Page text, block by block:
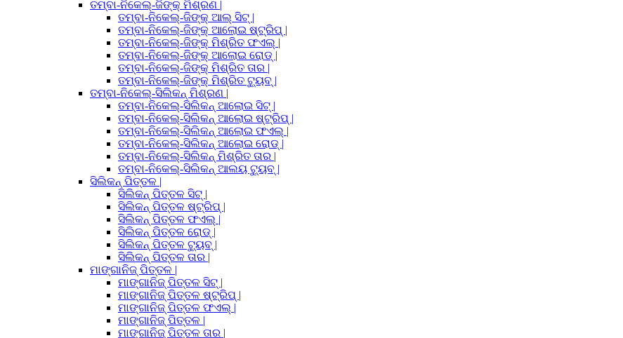
ତମ୍ବା-ନିକେଲ୍-ଜିଙ୍କ୍ ମିଶ୍ରଣ |
ତମ୍ବା-ନିକେଲ୍-ଜିଙ୍କ୍ ଆଲ୍ ସିଟ୍ |
ତମ୍ବା-ନିକେଲ୍-ଜିଙ୍କ୍ ଆଲୋଇ ଷ୍ଟ୍ରିପ୍ |
ତମ୍ବା-ନିକେଲ୍-ଜିଙ୍କ୍ ମିଶ୍ରିତ ଫଏଲ୍ |
ତମ୍ବା-ନିକେଲ୍-ଜିଙ୍କ୍ ଆଲୋଇ ରୋଡ୍ |
ତମ୍ବା-ନିକେଲ୍-ଜିଙ୍କ୍ ମିଶ୍ରିତ ତାର |
ତମ୍ବା-ନିକେଲ୍-ଜିଙ୍କ୍ ମିଶ୍ରିତ ଟ୍ୟୁବ୍ |
ତମ୍ବା-ନିକେଲ୍-ସିଲିକନ୍ ମିଶ୍ରଣ |
ତମ୍ବା-ନିକେଲ୍-ସିଲିକନ୍ ଆଲୋଇ ସିଟ୍ |
ତମ୍ବା-ନିକେଲ୍-ସିଲିକନ୍ ଆଲୋଇ ଷ୍ଟ୍ରିପ୍ |
ତମ୍ବା-ନିକେଲ୍-ସିଲିକନ୍ ଆଲୋଇ ଫଏଲ୍ |
ତମ୍ବା-ନିକେଲ୍-ସିଲିକନ୍ ଆଲୋଇ ରୋଡ୍ |
ତମ୍ବା-ନିକେଲ୍-ସିଲିକନ୍ ମିଶ୍ରିତ ତାର |
ତମ୍ବା-ନିକେଲ୍-ସିଲିକନ୍ ଆଲୟ ଟ୍ୟୁବ୍ |
ସିଲିକନ୍ ପିତ୍ତଳ |
ସିଲିକନ୍ ପିତ୍ତଳ ସିଟ୍ |
ସିଲିକନ୍ ପିତ୍ତଳ ଷ୍ଟ୍ରିପ୍ |
ସିଲିକନ୍ ପିତ୍ତଳ ଫଏଲ୍ |
ସିଲିକନ୍ ପିତ୍ତଳ ରୋଡ୍ |
ସିଲିକନ୍ ପିତ୍ତଳ ଟ୍ୟୁବ୍ |
ସିଲିକନ୍ ପିତ୍ତଳ ତାର |
ମାଙ୍ଗାନିଜ୍ ପିତ୍ତଳ |
ମାଙ୍ଗାନିଜ୍ ପିତ୍ତଳ ସିଟ୍ |
ମାଙ୍ଗାନିଜ୍ ପିତ୍ତଳ ଷ୍ଟ୍ରିପ୍ |
ମାଙ୍ଗାନିଜ୍ ପିତ୍ତଳ ଫଏଲ୍ |
ମାଙ୍ଗାନିଜ୍ ପିତ୍ତଳ |
ମାଙ୍ଗାନିଜ୍ ପିତ୍ତଳ ତାର |